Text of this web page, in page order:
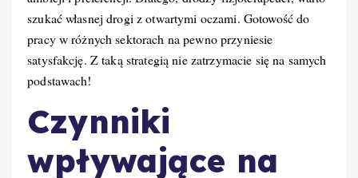
szukać własnej drogi z otwartymi oczami. Gotowość do
pracy w różnych sektorach na pewno przyniesie
satysfakcję. Z taką strategią nie zatrzymacie się na samych
podstawach!
Czynniki
wpływające na